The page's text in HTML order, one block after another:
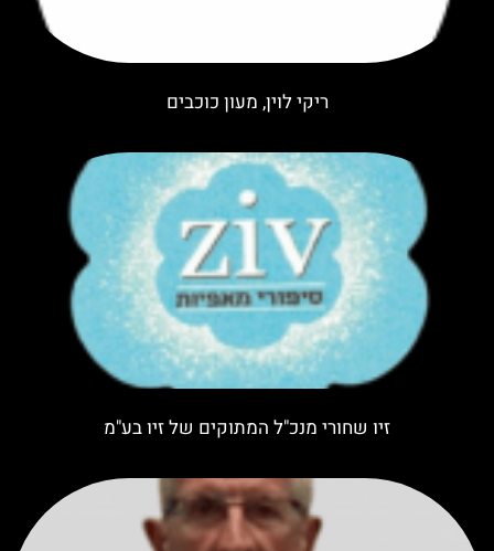
ריקי לוין, מעון כוכבים
זיו שחורי מנכ"ל המתוקים של זיו בע"מ